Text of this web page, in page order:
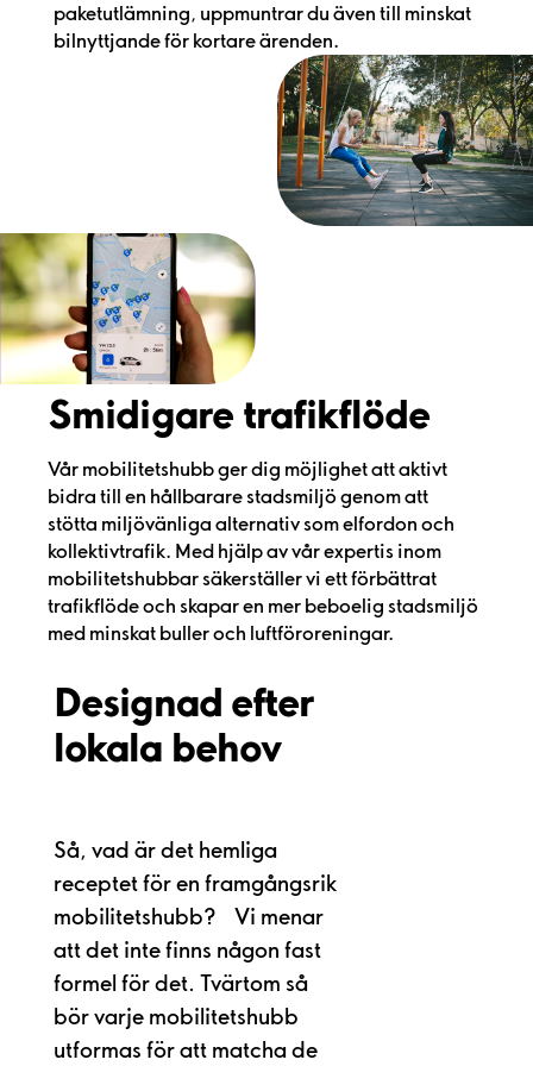
paketutlämning, uppmuntrar du även till minskat
bilnyttjande för kortare ärenden.
Smidigare trafikflöde
Vår mobilitetshubb ger dig möjlighet att aktivt
bidra till en hållbarare stadsmiljö genom att
stötta miljövänliga alternativ som elfordon och
kollektivtrafik. Med hjälp av vår expertis inom
mobilitetshubbar säkerställer vi ett förbättrat
trafikflöde och skapar en mer beboelig stadsmiljö
med minskat buller och luftföroreningar.
Designad efter
lokala behov
Så, vad är det hemliga
receptet för en framgångsrik
mobilitetshubb? Vi menar
att det inte finns någon fast
formel för det. Tvärtom så
bör varje mobilitetshubb
utformas för att matcha de